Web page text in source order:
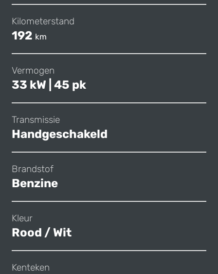
Kilometerstand
192 km
Vermogen
33 kW | 45 pk
Transmissie
Handgeschakeld
Brandstof
Benzine
Kleur
Rood / Wit
Kenteken